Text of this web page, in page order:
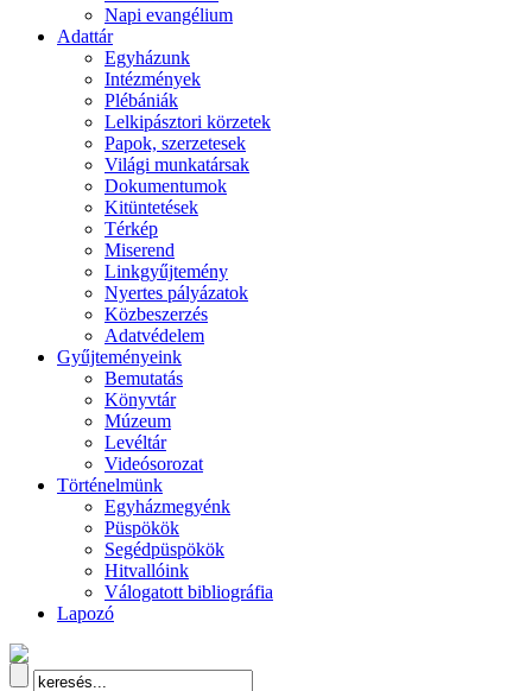
Napi evangélium
Adattár
Egyházunk
Intézmények
Plébániák
Lelkipásztori körzetek
Papok, szerzetesek
Világi munkatársak
Dokumentumok
Kitüntetések
Térkép
Miserend
Linkgyűjtemény
Nyertes pályázatok
Közbeszerzés
Adatvédelem
Gyűjteményeink
Bemutatás
Könyvtár
Múzeum
Levéltár
Videósorozat
Történelmünk
Egyházmegyénk
Püspökök
Segédpüspökök
Hitvallóink
Válogatott bibliográfia
Lapozó